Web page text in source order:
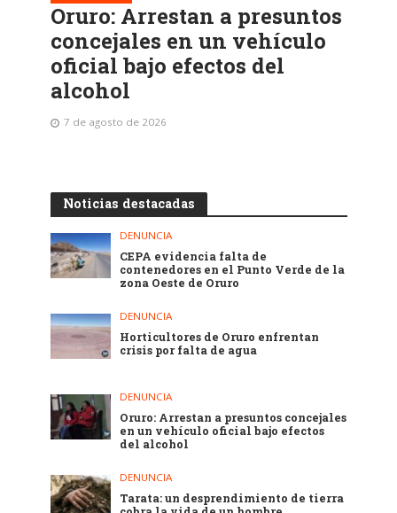
Oruro: Arrestan a presuntos
concejales en un vehículo
oficial bajo efectos del
alcohol
7 de agosto de 2026
Noticias destacadas
DENUNCIA
CEPA evidencia falta de
contenedores en el Punto Verde de la
zona Oeste de Oruro
DENUNCIA
Horticultores de Oruro enfrentan
crisis por falta de agua
DENUNCIA
Oruro: Arrestan a presuntos concejales
en un vehículo oficial bajo efectos
del alcohol
DENUNCIA
Tarata: un desprendimiento de tierra